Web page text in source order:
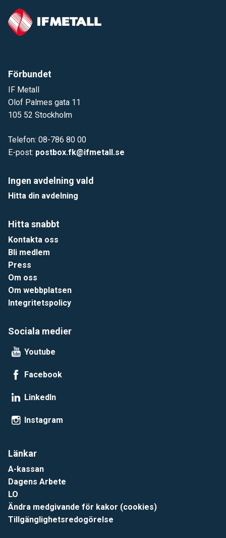
Förbundet
IF Metall
Olof Palmes gata 11
105 52 Stockholm
Telefon: 08-786 80 00
E-post: postbox.fk@ifmetall.se
Ingen avdelning vald
Hitta din avdelning
Hitta snabbt
Kontakta oss
Bli medlem
Press
Om oss
Om webbplatsen
Integritetspolicy
Sociala medier
Youtube
Facebook
LinkedIn
Instagram
Länkar
A-kassan
Dagens Arbete
LO
Ändra medgivande för kakor (cookies)
Tillgänglighetsredogörelse